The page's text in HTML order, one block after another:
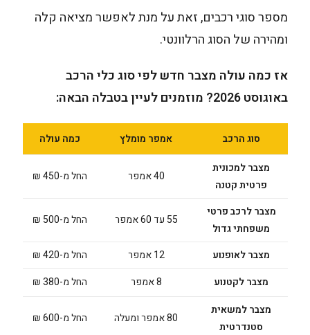
מספר סוגי רכבים, זאת על מנת לאפשר מציאה קלה
ומהירה של הסוג הרלוונטי.
אז כמה עולה מצבר חדש לפי סוג כלי הרכב
באוגוסט 2026 ? מוזמנים לעיין בטבלה הבאה:
סוג הרכב אמפר מומלץ
כמה עולה
מצבר למכונית
פרטית קטנה
40 אמפר החל מ-450 ₪
מצבר לרכב פרטי
משפחתי גדול
55 עד 60 אמפר החל מ-500 ₪
מצבר לאופנוע 12 אמפר
החל מ-420 ₪
מצבר לקטנוע
8 אמפר
החל מ-380 ₪
מצבר למשאית
סטנדרטית
80 אמפר ומעלה החל מ-600 ₪